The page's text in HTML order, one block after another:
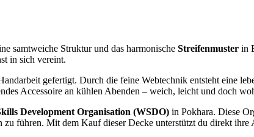
samtweiche Struktur und das harmonische Streifenmuster in
in sich vereint.
gefertigt. Durch die feine Webtechnik entsteht eine
Accessoire an kühlen Abenden – weich, leicht und doch
Development Organisation (WSDO) in Pokhara. Diese
führen. Mit dem Kauf dieser Decke unterstützt du direkt